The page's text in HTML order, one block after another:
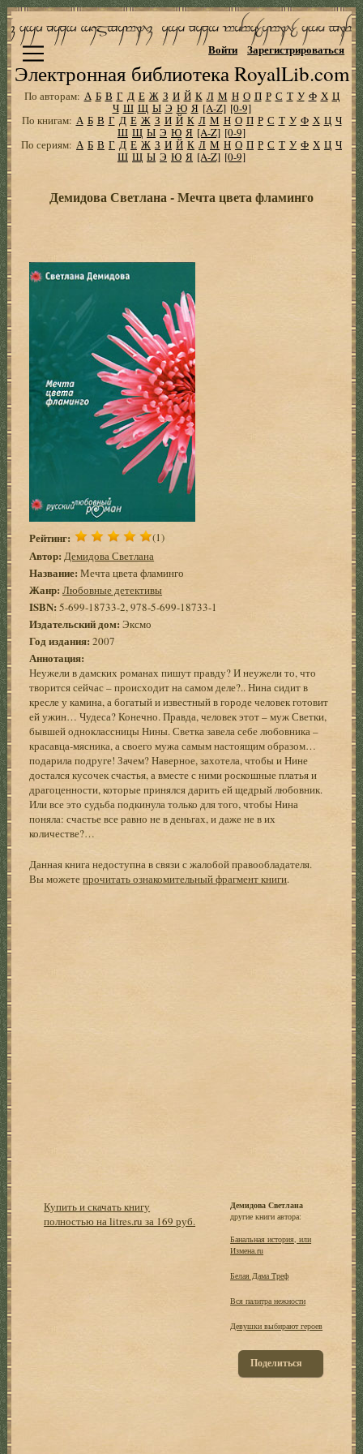
Электронная библиотека RoyalLib.com
Войти Зарегистрироваться
По авторам: А Б В Г Д Е Ж З И Й К Л М Н О П Р С Т У Ф Х Ц
Ч Ш Щ Ы Э Ю Я [A-Z] [0-9]
По книгам: А Б В Г Д Е Ж З И Й К Л М Н О П Р С Т У Ф Х Ц Ч
Ш Щ Ы Э Ю Я [A-Z] [0-9]
По сериям: А Б В Г Д Е Ж З И Й К Л М Н О П Р С Т У Ф Х Ц Ч
Ш Щ Ы Э Ю Я [A-Z] [0-9]
Демидова Светлана - Мечта цвета фламинго
Рейтинг: (1)
Автор: Демидова Светлана
Название: Мечта цвета фламинго
Жанр: Любовные детективы
ISBN: 5-699-18733-2, 978-5-699-18733-1
Издательский дом:Эксмо
Год издания: 2007
Аннотация:
Неужели в дамских романах пишут правду? И неужели то, что
творится сейчас – происходит на самом деле?.. Нина сидит в
кресле у камина, а богатый и известный в городе человек готовит
ей ужин… Чудеса? Конечно. Правда, человек этот – муж Светки,
бывшей одноклассницы Нины. Светка завела себе любовника –
красавца-мясника, а своего мужа самым настоящим образом…
подарила подруге! Зачем? Наверное, захотела, чтобы и Нине
достался кусочек счастья, а вместе с ними роскошные платья и
драгоценности, которые принялся дарить ей щедрый любовник.
Или все это судьба подкинула только для того, чтобы Нина
поняла: счастье все равно не в деньгах, и даже не в их
количестве?…
Данная книга недоступна в связи с жалобой правообладателя.
Вы можетепрочитать ознакомительный фрагмент книги.
Купить и скачать книгу
полностью на litres.ru за 169 руб.
Демидова Светлана
другие книги автора:
Банальная история, или
Измена.ru
Белая Дама Треф
Вся палитра нежности
Девушки выбирают героев
Поделиться